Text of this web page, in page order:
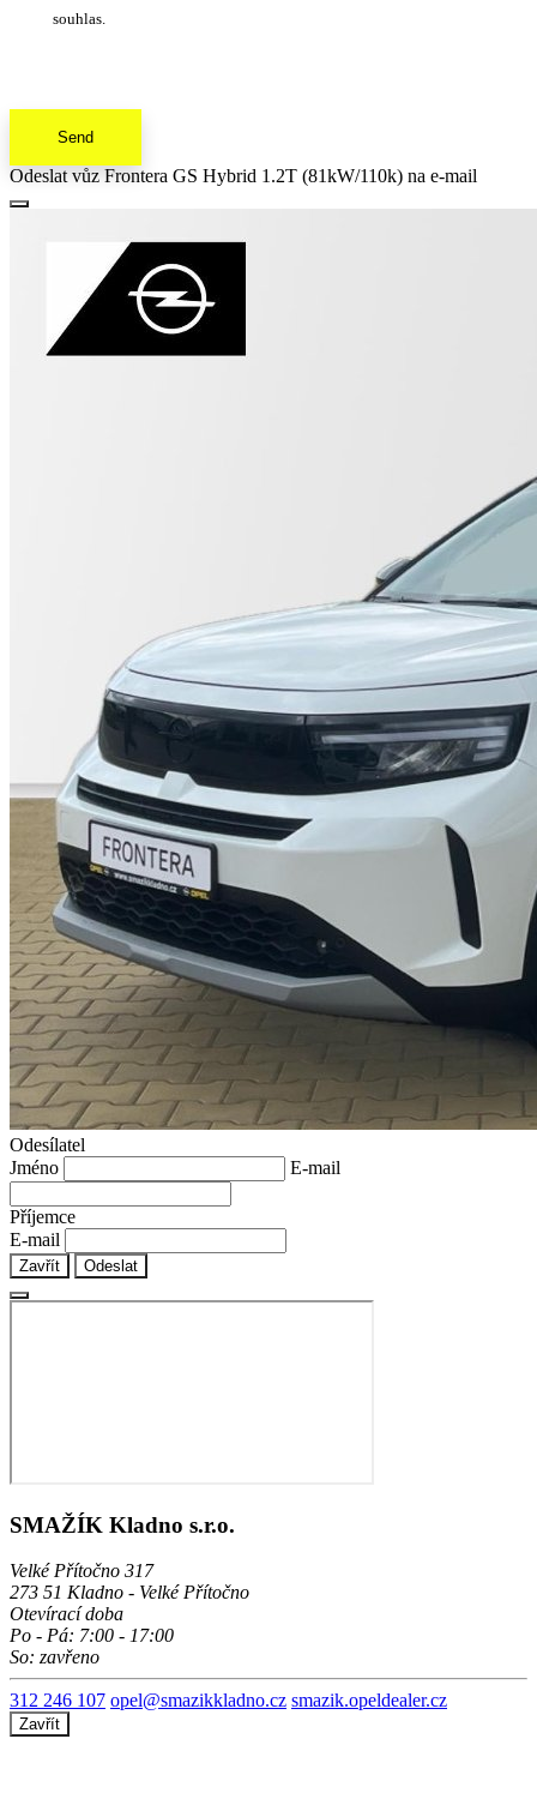
souhlas.
Send
Odeslat vůz Frontera GS Hybrid 1.2T (81kW/110k) na e-mail
Odesílatel
Jméno
E-mail
Příjemce
E-mail
Zavřít Odeslat
SMAŽÍK Kladno s.r.o.
Velké Přítočno 317
273 51 Kladno - Velké Přítočno
Otevírací doba
Po - Pá: 7:00 - 17:00
So: zavřeno
312 246 107 opel@smazikkladno.cz smazik.opeldealer.cz
Zavřít